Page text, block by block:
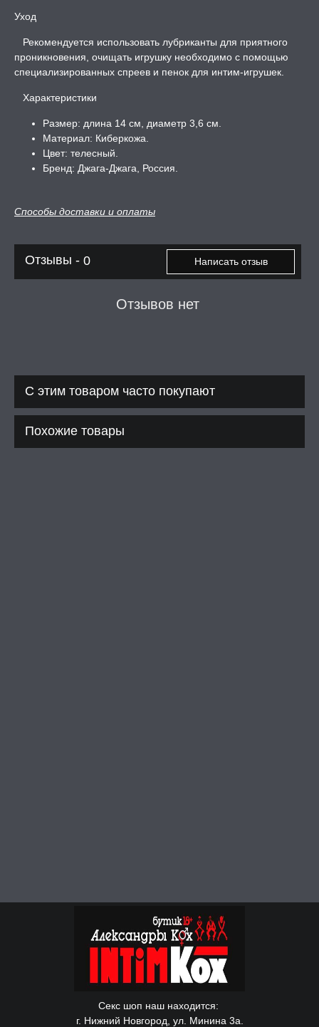
Уход
Рекомендуется использовать лубриканты для приятного
проникновения, очищать игрушку необходимо с помощью
специализированных спреев и пенок для интим-игрушек.
Характеристики
Размер: длина 14 см, диаметр 3,6 см.
Материал: Киберкожа.
Цвет: телесный.
Бренд: Джага-Джага, Россия.
Способы доставки и оплаты
Отзывы - 0 Написать отзыв
Отзывов нет
С этим товаром часто покупают
Похожие товары
Секс шоп наш находится:
г. Нижний Новгород, ул. Минина 3а.